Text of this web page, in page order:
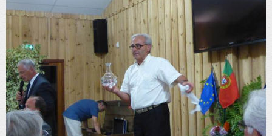
Partenaires
Association
Contact
Album
Adhérer